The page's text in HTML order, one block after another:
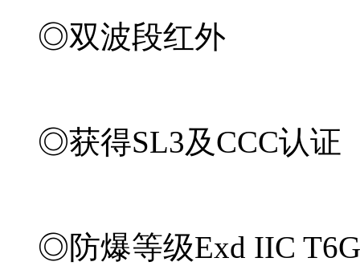
◎双波段红外
◎获得SL3及CCC认证
◎防爆等级Exd IIC